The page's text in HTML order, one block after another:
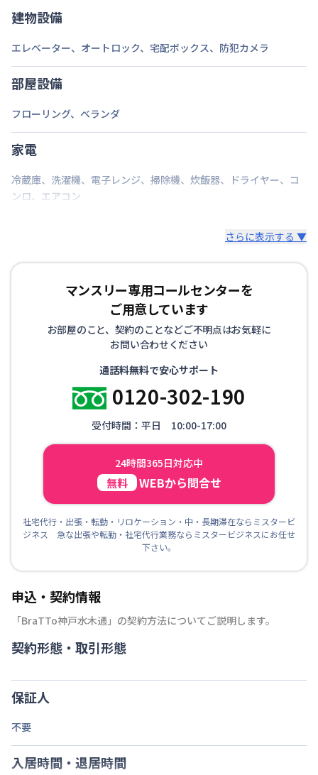
建物設備
エレベーター、 オートロック、 宅配ボックス、 防犯カメラ
部屋設備
フローリング、 ベランダ
家電
冷蔵庫、 洗濯機、 電子レンジ、 掃除機、 炊飯器、 ドライヤー、 コ
ンロ、 エアコン
さらに表示する ▼
マンスリー専用コールセンターを
ご用意しています
お部屋のこと、契約のことなどご不明点はお気軽に
お問い合わせください
通話料無料で安心サポート
0120-302-190
受付時間：平日 10:00-17:00
24時間365日対応中
無料 WEBから問合せ
社宅代行・出張・転勤・リロケーション・中・長期滞在ならミスタービ
ジネス 急な出張や転勤・社宅代行業務ならミスタービジネスにお任せ
下さい。
申込・契約情報
「BraTTo神戸水木通 」の契約方法についてご説明します。
契約形態・取引形態
保証人
不要
入居時間・退居時間